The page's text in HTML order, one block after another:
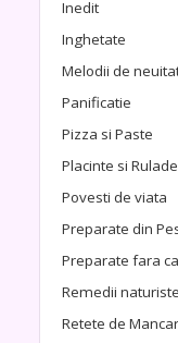
Inedit
Inghetate
Melodii de
Panificatie
Pizza si Paste
Placinte si Rulade
Povesti de viata
Preparate din
Preparate fara
Remedii naturiste
Retete de